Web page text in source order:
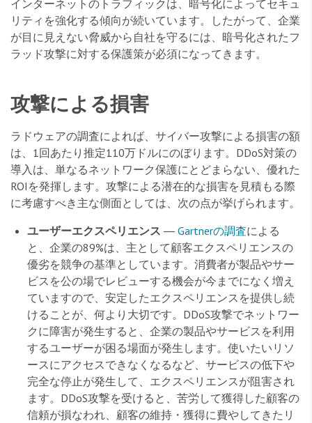
インターネットのトラフィックは、暗号化によってセキュ
リティを強化する傾向が続いています。したがって、企業
が目に見えない脅威から自社を守るには、暗号化されたフ
ラッド攻撃に対する保護策が必須になってきます。
攻撃による損害
ラドウェアの調査によれば、サイバー攻撃による損害の額
は、1回あたり推定110万ドルにのぼります。DDoS対策の
導入は、単なるネットワーク保護にとどまらない、優れた
ROIを発揮します。攻撃による潜在的な損害を見積もる際
に考慮すべき主な側面としては、次の点が挙げられます。
ユーザーエクスペリエンス ― Gartnerの調査による
と、企業の89%は、主として顧客エクスペリエンスの
優劣を競争の基準としています。消費者が製品やサー
ビスを公の場でレビューする機会が今までになく増え
ていますので、安定したエクスペリエンスを提供し続
けることが、何より大切です。DDoS攻撃でネットワー
クに障害が発生すると、企業の製品やサービスを利用
するユーザーが困る場面が発生します。使いたいリソ
ースにアクセスできなくなるなど、サービスの低下や
完全な停止が発生して、エクスペリエンスが阻害され
ます。DDoS攻撃を受けると、苦労して獲得した顧客の
信頼が損なわれ、顧客の維持・獲得に費やしてきたリ